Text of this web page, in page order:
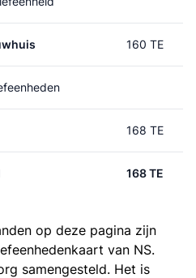
160 TE
168 TE
168 TE
op deze pagina zijn
van NS.
samengesteld. Het is